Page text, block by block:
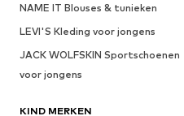
NAME IT Blouses & tunieken
LEVI'S Kleding voor jongens
JACK WOLFSKIN Sportschoenen
voor jongens
KIND MERKEN